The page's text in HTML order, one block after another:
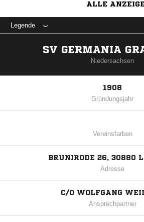
ALLE
Legende
SV GERMANIA
Niedersachsen
1908
Gründungsjahr
Vereinsfarben
BRUNIRODE 26, 30880
Adresse
C/O WOLFGANG
Ansprechpartner